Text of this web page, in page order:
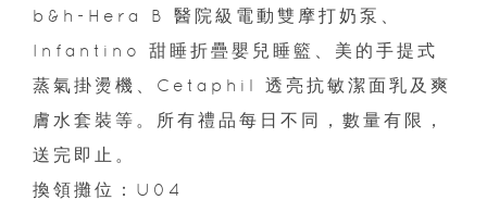
b&h-Hera B 醫院級電動雙摩打奶泵、
Infantino 甜睡折疊嬰兒睡籃、美的手提式
蒸氣掛燙機、Cetaphil 透亮抗敏潔面乳及爽
膚水套裝等。所有禮品每日不同，數量有限，
送完即止。
換領攤位：U04